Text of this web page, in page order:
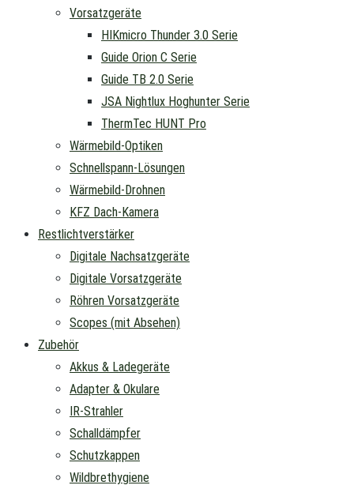
Vorsatzgeräte
HIKmicro Thunder 3.0 Serie
Guide Orion C Serie
Guide TB 2.0 Serie
JSA Nightlux Hoghunter Serie
ThermTec HUNT Pro
Wärmebild-Optiken
Schnellspann-Lösungen
Wärmebild-Drohnen
KFZ Dach-Kamera
Restlichtverstärker
Digitale Nachsatzgeräte
Digitale Vorsatzgeräte
Röhren Vorsatzgeräte
Scopes (mit Absehen)
Zubehör
Akkus & Ladegeräte
Adapter & Okulare
IR-Strahler
Schalldämpfer
Schutzkappen
Wildbrethygiene